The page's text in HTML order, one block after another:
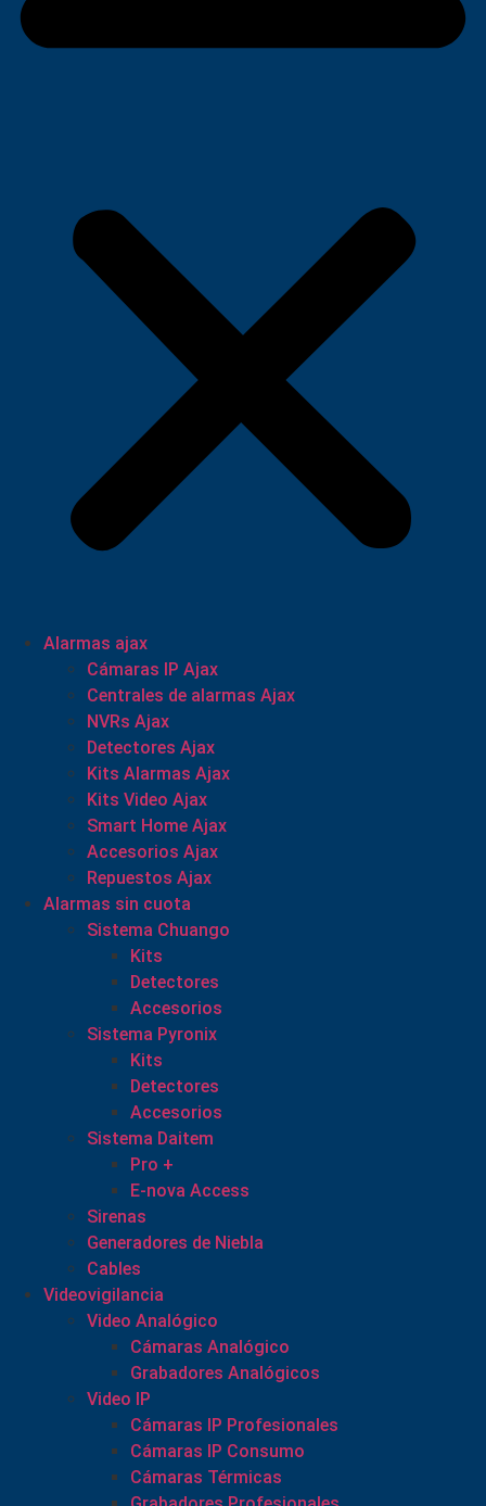
Alarmas ajax
Cámaras IP Ajax
Centrales de alarmas Ajax
NVRs Ajax
Detectores Ajax
Kits Alarmas Ajax
Kits Video Ajax
Smart Home Ajax
Accesorios Ajax
Repuestos Ajax
Alarmas sin cuota
Sistema Chuango
Kits
Detectores
Accesorios
Sistema Pyronix
Kits
Detectores
Accesorios
Sistema Daitem
Pro +
E-nova Access
Sirenas
Generadores de Niebla
Cables
Videovigilancia
Video Analógico
Cámaras Analógico
Grabadores Analógicos
Video IP
Cámaras IP Profesionales
Cámaras IP Consumo
Cámaras Térmicas